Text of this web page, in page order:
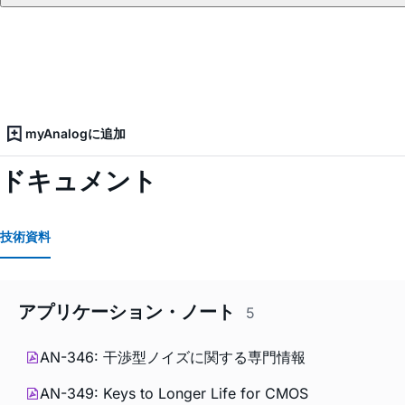
myAnalogに追加
ドキュメント
技術資料
アプリケーション・ノート 5
AN-346: 干渉型ノイズに関する専門情報
AN-349: Keys to Longer Life for CMOS